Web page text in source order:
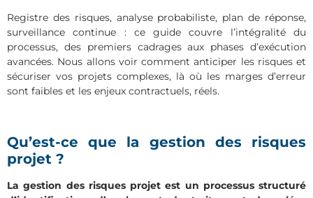
Registre des risques, analyse probabiliste, plan de réponse,
surveillance continue : ce guide couvre l’intégralité du
processus, des premiers cadrages aux phases d’exécution
avancées. Nous allons voir comment anticiper les risques et
sécuriser vos projets complexes, là où les marges d’erreur
sont faibles et les enjeux contractuels, réels.
Qu’est-ce que la gestion des risques
projet ?
La gestion des risques projet est un processus structuré